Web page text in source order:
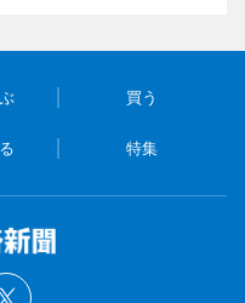
買う
特集